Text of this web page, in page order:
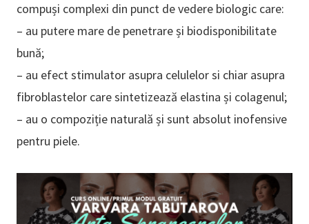
compuși complexi din punct de vedere biologic care:
– au putere mare de penetrare și biodisponibilitate
bună;
– au efect stimulator asupra celulelor si chiar asupra
fibroblastelor care sintetizează elastina și colagenul;
– au o compoziție naturală și sunt absolut inofensive
pentru piele.